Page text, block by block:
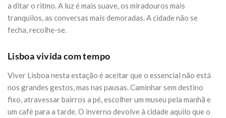
a ditar o ritmo. A luz é mais suave, os miradouros mais
tranquilos, as conversas mais demoradas. A cidade não se
fecha, recolhe-se.
Lisboa vivida com tempo
Viver Lisboa nesta estação é aceitar que o essencial não está
nos grandes gestos, mas nas pausas. Caminhar sem destino
fixo, atravessar bairros a pé, escolher um museu pela manhã e
um café para a tarde. O inverno devolve à cidade aquilo que o